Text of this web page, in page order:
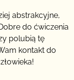
abstrakcyjne,
do ćwiczenia
polubią tę
kontakt do